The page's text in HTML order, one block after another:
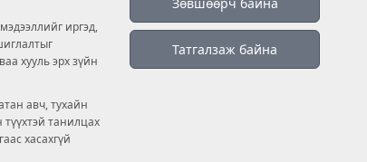
Татгалзаж байна
иргэд,
хууль эрх зүйн
авч, тухайн
танилцах
хасахгүй